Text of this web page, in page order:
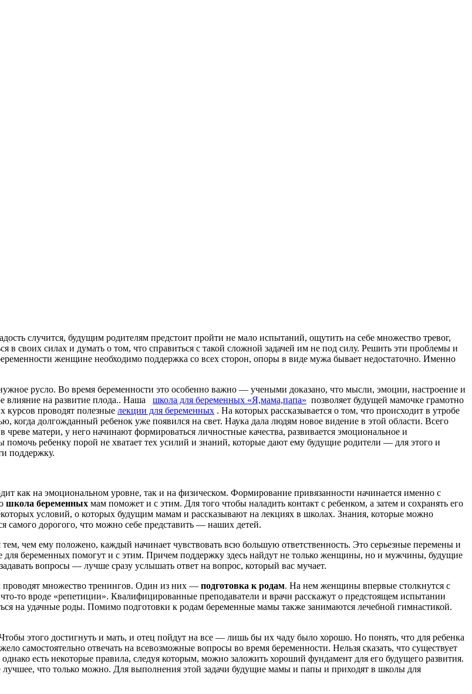
случится, будущим родителям предстоит пройти не мало испытаний, ощутить на себе множество тревог,
своих силах и думать о том, что справиться с такой сложной задачей им не под силу. Решить эти проблемы и
женщине необходимо поддержка со всех сторон, опоры в виде мужа бывает недостаточно. Именно
русло. Во время беременности это особенно важно — учеными доказано, что мысли, эмоции, настроение и
влияние на развитие плода.. Наша школа для беременных «Я,мама,папа» позволяет будущей мамочке грамотно
курсов проводят полезные лекции для беременных . На которых рассказывается о том, что происходит в утробе
когда долгожданный ребенок уже появился на свет. Наука дала людям новое видение в этой области. Всего
чреве матери, у него начинают формироваться личностные качества, развивается эмоциональное и
помочь ребенку порой не хватает тех усилий и знаний, которые дают ему будущие родители — для этого и
поддержку.
как на эмоциональном уровне, так и на физическом. Формирование привязанности начинается именно с
школа беременных мам поможет и с этим. Для того чтобы наладить контакт с ребенком, а затем и сохранять его
условий, о которых будущим мамам и рассказывают на лекциях в школах. Знания, которые можно
дорогого, что можно себе представить — наших детей.
чем ему положено, каждый начинает чувствовать всю большую ответственность. Это серьезные перемены и
для беременных помогут и с этим. Причем поддержку здесь найдут не только женщины, но и мужчины, будущие
вопросы — лучше сразу услышать ответ на вопрос, который вас мучает.
множество тренингов. Один из них — подготовка к родам. На нем женщины впервые столкнутся с
то вроде «репетиции». Квалифицированные преподаватели и врачи расскажут о предстоящем испытании
на удачные роды. Помимо подготовки к родам беременные мамы также занимаются лечебной гимнастикой.
этого достигнуть и мать, и отец пойдут на все — лишь бы их чаду было хорошо. Но понять, что для ребенка
самостоятельно отвечать на всевозможные вопросы во время беременности. Нельзя сказать, что существует
есть некоторые правила, следуя которым, можно заложить хороший фундамент для его будущего развития.
лучшее, что только можно. Для выполнения этой задачи будущие мамы и папы и приходят в школы для